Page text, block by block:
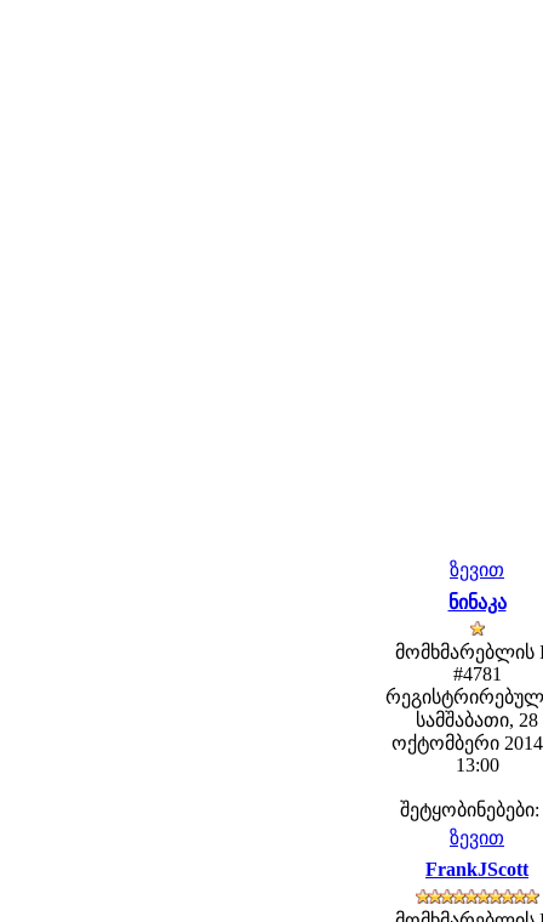
ზევით
ნინაკა
მომხმარებლის
#4781
სამშაბათი, 28
ოქტომბერი
13:00
შეტყობინებები:
ზევით
FrankJScott